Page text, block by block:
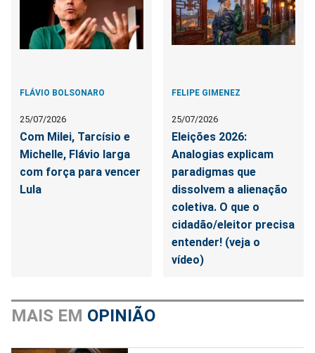
FLÁVIO BOLSONARO
25/07/2026
Com Milei, Tarcísio e
Michelle, Flávio larga
com força para vencer
Lula
FELIPE GIMENEZ
25/07/2026
Eleições 2026:
Analogias explicam
paradigmas que
dissolvem a alienação
coletiva. O que o
cidadão/eleitor precisa
entender! (veja o
vídeo)
MAIS EM OPINIÃO